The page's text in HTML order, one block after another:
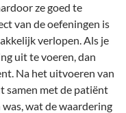
ze goed te
van de oefeningen is
verlopen. Als je
uit te voeren, dan
Na het uitvoeren van
samen met de patiënt
wat de waardering